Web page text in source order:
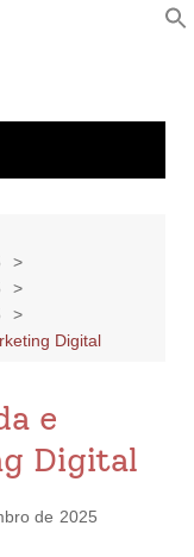
Digital
e
Digital
de 2025